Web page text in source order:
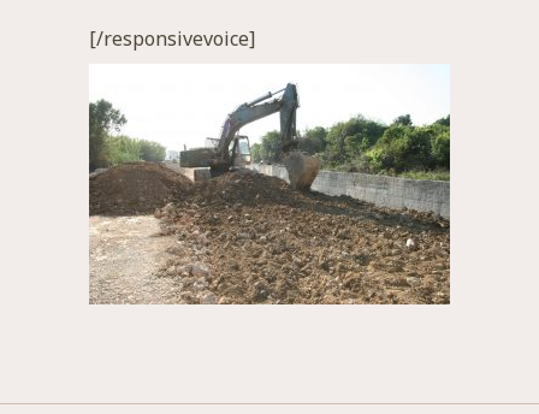
[/responsivevoice]